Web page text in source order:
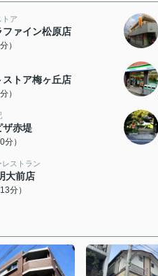
トア
ファイン松原店
）
ストア梅ヶ丘店
）
ザ赤堤
）
レストラン
大前店
分）